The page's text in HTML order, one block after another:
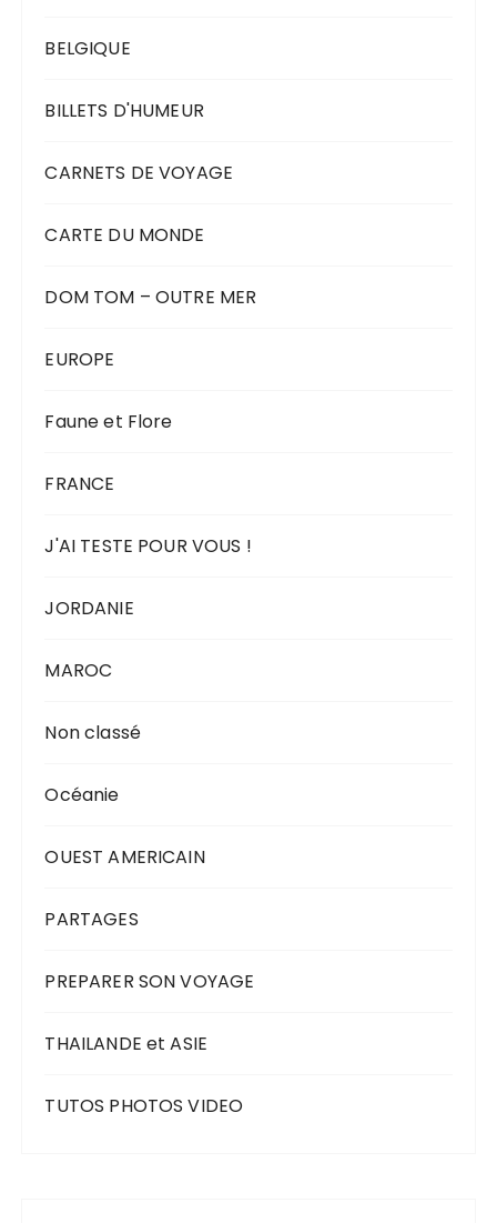
BELGIQUE
BILLETS D'HUMEUR
CARNETS DE VOYAGE
CARTE DU MONDE
DOM TOM – OUTRE MER
EUROPE
Faune et Flore
FRANCE
J'AI TESTE POUR VOUS !
JORDANIE
MAROC
Non classé
Océanie
OUEST AMERICAIN
PARTAGES
PREPARER SON VOYAGE
THAILANDE et ASIE
TUTOS PHOTOS VIDEO